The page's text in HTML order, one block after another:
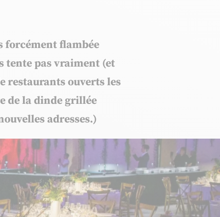
forcément flambée
tente pas vraiment (et
restaurants ouverts les
de la dinde grillée
adresses.)